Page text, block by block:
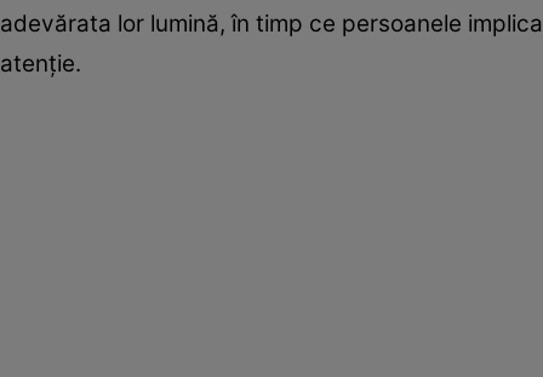
adevărata lor lumină, în timp ce persoanele
atenție.